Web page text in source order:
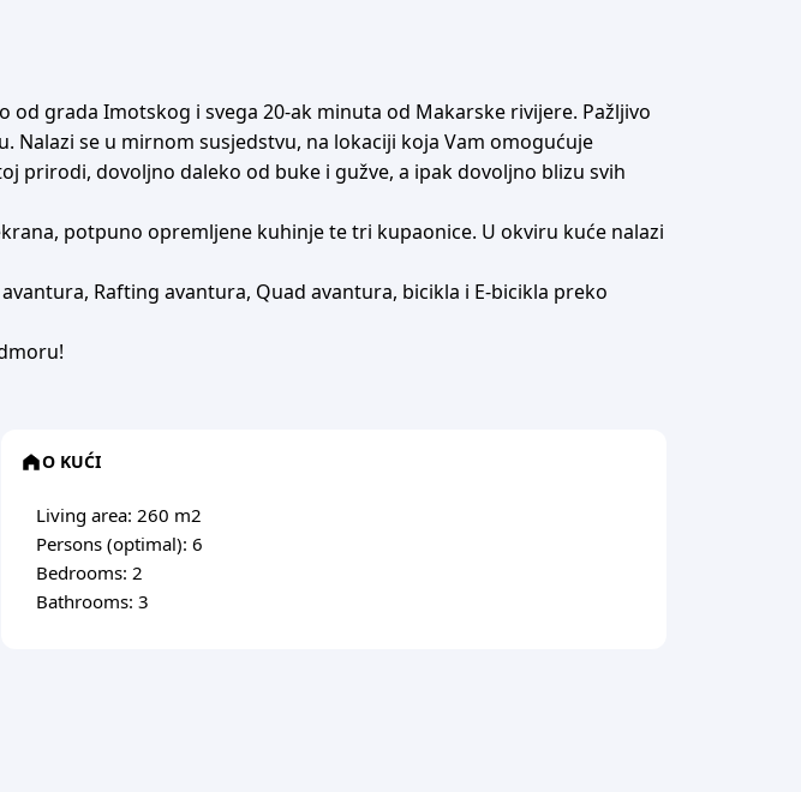
od grada Imotskog i svega 20-ak minuta od Makarske rivijere. Pažljivo
Nalazi se u mirnom susjedstvu, na lokaciji koja Vam omogućuje
dovoljno daleko od buke i gužve, a ipak dovoljno blizu svih
potpuno opremljene kuhinje te tri kupaonice. U okviru kuće nalazi
Rafting avantura, Quad avantura, bicikla i E-bicikla preko
O KUĆI
Living area: 260 m2
Persons (optimal): 6
Bedrooms: 2
Bathrooms: 3